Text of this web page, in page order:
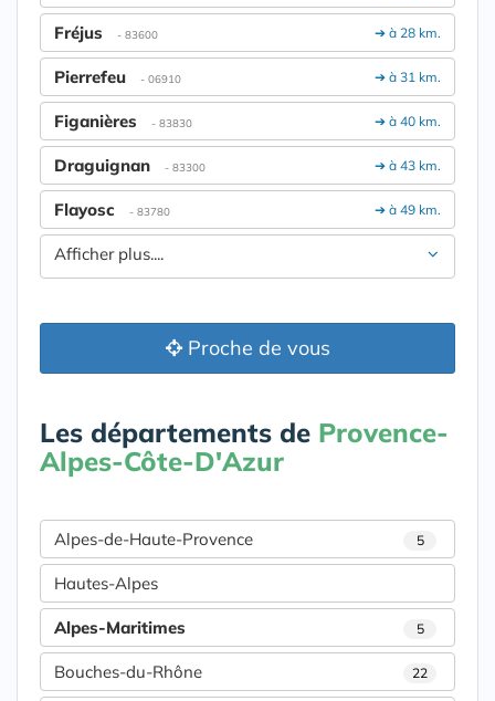
➔ à 28 km.
Fréjus - 83600
➔ à 31 km.
Pierrefeu - 06910
➔ à 40 km.
Figanières - 83830
➔ à 43 km.
Draguignan - 83300
➔ à 49 km.
Flayosc - 83780
Afficher plus....
Proche de vous
Les départements de Provence-
Alpes-Côte-D'Azur
Alpes-de-Haute-Provence 5
Hautes-Alpes
Alpes-Maritimes 5
Bouches-du-Rhône 22